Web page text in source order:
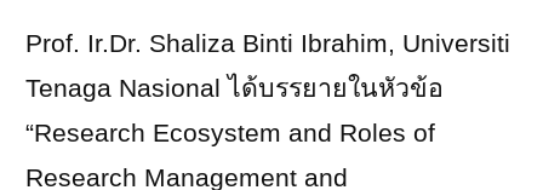
Prof. Ir.Dr. Shaliza Binti Ibrahim, Universiti
Tenaga Nasionalได้บรรยายในหัวข้อ
“Research Ecosystem and Roles of
Research Management and